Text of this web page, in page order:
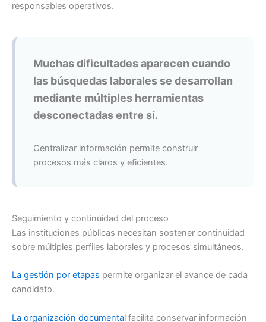
responsables operativos.
Muchas dificultades aparecen cuando
las búsquedas laborales se desarrollan
mediante múltiples herramientas
desconectadas entre sí.
Centralizar información permite construir
procesos más claros y eficientes.
Seguimiento y continuidad del proceso
Las instituciones públicas necesitan sostener continuidad
sobre múltiples perfiles laborales y procesos simultáneos.
La gestión por etapas permite organizar el avance de cada
candidato.
La organización documental facilita conservar información